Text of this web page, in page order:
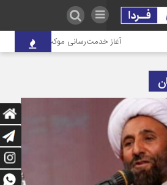
آغاز خدمت‌رسانی موکب درمانی شهدای